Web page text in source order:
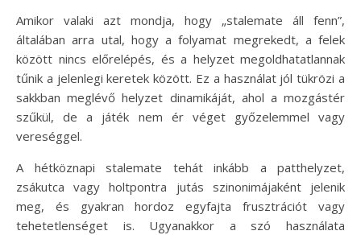
Amikor valaki azt mondja, hogy „stalemate áll fenn”,
általában arra utal, hogy a folyamat megrekedt, a felek
között nincs előrelépés, és a helyzet megoldhatatlannak
tűnik a jelenlegi keretek között. Ez a használat jól tükrözi a
sakkban meglévő helyzet dinamikáját, ahol a mozgástér
szűkül, de a játék nem ér véget győzelemmel vagy
vereséggel.
A hétköznapi stalemate tehát inkább a patthelyzet,
zsákutca vagy holtpontra jutás szinonimájaként jelenik
meg, és gyakran hordoz egyfajta frusztrációt vagy
tehetetlenséget is. Ugyanakkor a szó használata